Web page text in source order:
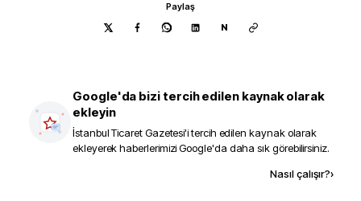
Paylaş
N
Google'da bizi tercih edilen kaynak olarak
ekleyin
İstanbul Ticaret Gazetesi'i tercih edilen kaynak olarak
ekleyerek haberlerimizi Google'da daha sık görebilirsiniz.
Nasıl çalışır?›